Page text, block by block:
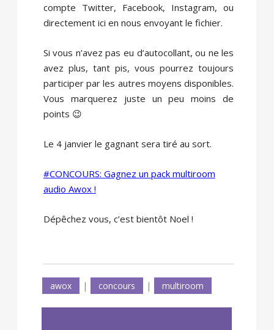
compte Twitter, Facebook, Instagram, ou
directement ici en nous envoyant le fichier.
Si vous n’avez pas eu d’autocollant, ou ne les
avez plus, tant pis, vous pourrez toujours
participer par les autres moyens disponibles.
Vous marquerez juste un peu moins de
points 😉
Le 4 janvier le gagnant sera tiré au sort.
#CONCOURS: Gagnez un pack multiroom
audio Awox !
Dépêchez vous, c’est bientôt Noel !
awox | concours | multiroom